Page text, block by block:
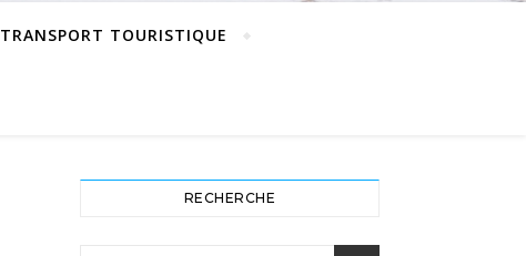
TRANSPORT TOURISTIQUE
RECHERCHE